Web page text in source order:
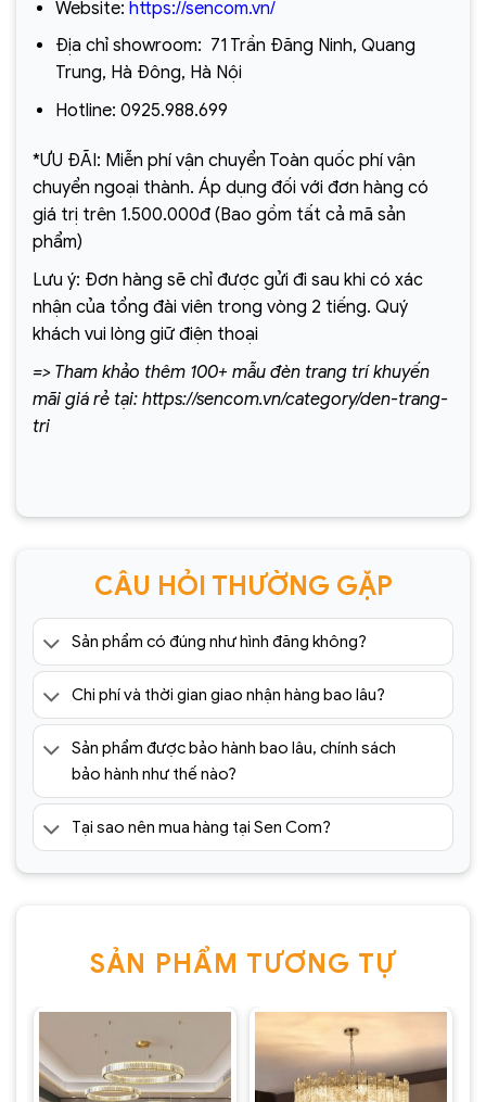
Website: https://sencom.vn/
Địa chỉ showroom: 71 Trần Đăng Ninh, Quang
Trung, Hà Đông, Hà Nội
Hotline: 0925.988.699
*ƯU ĐÃI: Miễn phí vận chuyển Toàn quốc phí vận
chuyển ngoại thành. Áp dụng đối với đơn hàng có
giá trị trên 1.500.000đ (Bao gồm tất cả mã sản
phẩm)
Lưu ý: Đơn hàng sẽ chỉ được gửi đi sau khi có xác
nhận của tổng đài viên trong vòng 2 tiếng. Quý
khách vui lòng giữ điện thoại
=> Tham khảo thêm 100+ mẫu đèn trang trí khuyến
mãi giá rẻ tại: https://sencom.vn/category/den-trang-
tri
CÂU HỎI THƯỜNG GẶP
Sản phẩm có đúng như hình đăng không?
Chi phí và thời gian giao nhận hàng bao lâu?
Sản phẩm được bảo hành bao lâu, chính sách
bảo hành như thế nào?
Tại sao nên mua hàng tại Sen Com?
SẢN PHẨM TƯƠNG TỰ